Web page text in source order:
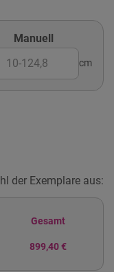
Manuell
cm
der Exemplare aus:
Gesamt
899,40 €